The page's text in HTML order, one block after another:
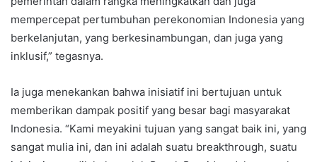
mempercepat pertumbuhan perekonomian Indonesia yang
berkelanjutan, yang berkesinambungan, dan juga yang
inklusif,” tegasnya.
Ia juga menekankan bahwa inisiatif ini bertujuan untuk
memberikan dampak positif yang besar bagi masyarakat
Indonesia. “Kami meyakini tujuan yang sangat baik ini, yang
sangat mulia ini, dan ini adalah suatu breakthrough, suatu